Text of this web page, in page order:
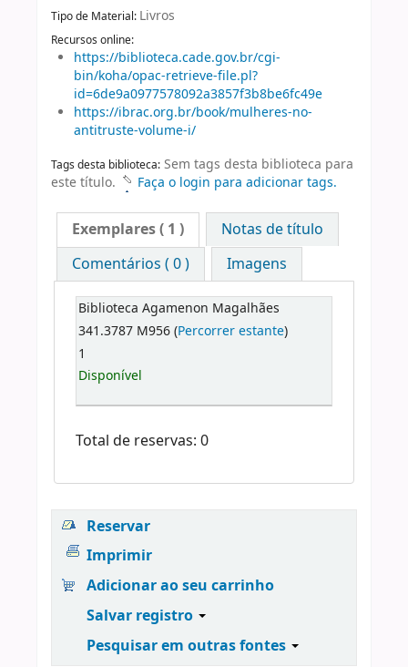
Tipo de Material: Livros
Recursos online:
https://biblioteca.cade.gov.br/cgi-
bin/koha/opac-retrieve-file.pl?
id=6de9a0977578092a3857f3b8be6fc49e
https://ibrac.org.br/book/mulheres-no-
antitruste-volume-i/
Tags desta biblioteca: Sem tags desta biblioteca para
este título.
Faça o login para adicionar tags.
Exemplares( 1 )
Notas de título
Comentários ( 0 )
Imagens
Biblioteca Agamenon Magalhães
341.3787 M956 (Percorrer estante)
1
Disponível
Total de reservas: 0
Reservar
Imprimir
Adicionar ao seu carrinho
Salvar registro
Pesquisar em outras fontes